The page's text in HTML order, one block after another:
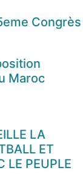
Congrès
Maroc
LA
ET
LE PEUPLE